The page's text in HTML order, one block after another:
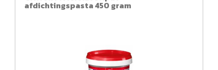
afdichtingspasta 450 gram